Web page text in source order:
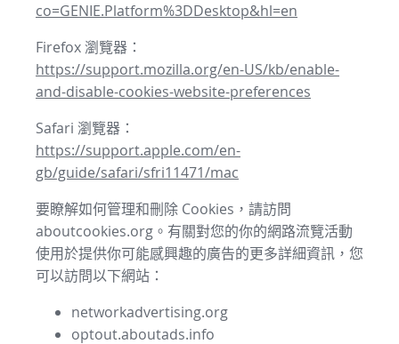
co=GENIE.Platform%3DDesktop&hl=en
Firefox 瀏覽器：
https://support.mozilla.org/en-US/kb/enable-
and-disable-cookies-website-preferences
Safari 瀏覽器：
https://support.apple.com/en-
gb/guide/safari/sfri11471/mac
要瞭解如何管理和刪除 Cookies，請訪問
aboutcookies.org。有關對您的你的網路流覽活動
使用於提供你可能感興趣的廣告的更多詳細資訊，您
可以訪問以下網站：
networkadvertising.org
optout.aboutads.info